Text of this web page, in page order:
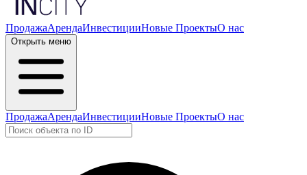
ПродажаАрендаИнвестицииНовые ПроектыО нас
Открыть меню
ПродажаАрендаИнвестицииНовые ПроектыО нас